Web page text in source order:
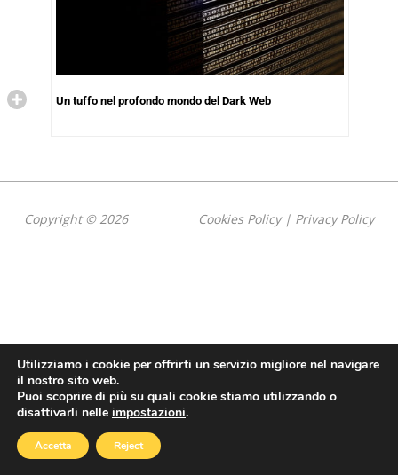
Un tuffo nel profondo mondo del Dark Web
Copyright © 2026 Cookies Policy| Privacy Policy
Utilizziamo i cookie per offrirti un servizio migliore nel navigare
il nostro sito web.
Puoi scoprire di più su quali cookie stiamo utilizzando o
disattivarli nelle impostazioni.
Accetta Reject